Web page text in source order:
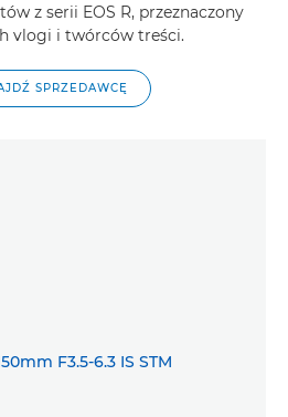
z serii EOS R, przeznaczony
vlogi i twórców treści.
SPRZEDAWCĘ